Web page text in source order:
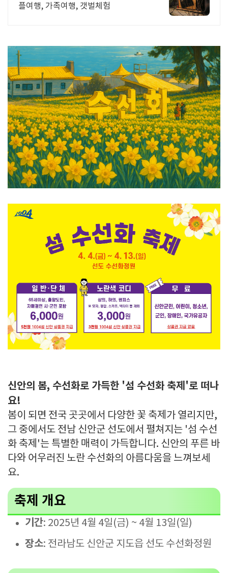
플여행, 가족여행, 갯벌체험
신안의 봄, 수선화로 가득한 '섬 수선화 축제'로 떠나
요!
봄이 되면 전국 곳곳에서 다양한 꽃 축제가 열리지만,
그 중에서도 전남 신안군 선도에서 펼쳐지는 '섬 수선
화 축제'는 특별한 매력이 가득합니다. 신안의 푸른 바
다와 어우러진 노란 수선화의 아름다움을 느껴보세
요.
축제 개요
기간: 2025년 4월 4일(금) ~ 4월 13일(일)
장소: 전라남도 신안군 지도읍 선도 수선화정원